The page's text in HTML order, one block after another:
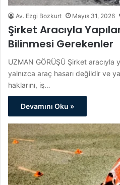
Av. Ezgi Bozkurt Mayıs 31, 2026
Şirket Aracıyla
Bilinmesi Gerekenler
UZMAN GÖRÜŞÜ Şirket aracıyla
yalnızca araç hasarı değildir ve
haklarını, iş…
Devamını Oku »